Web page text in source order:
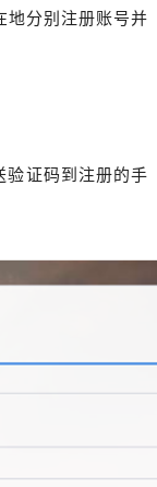
地分别注册账号并
验证码到注册的手